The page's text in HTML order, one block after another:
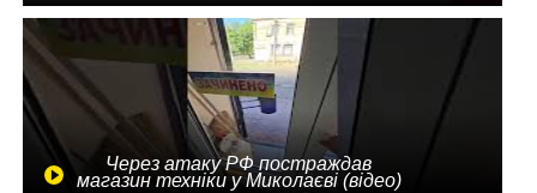
Через атаку РФ постраждав
магазин техніки у Миколаєві (відео)